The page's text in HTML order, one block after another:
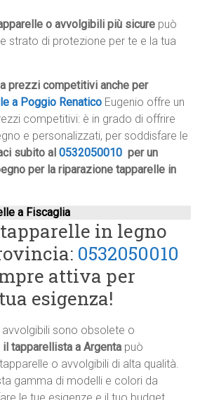
o avvolgibili più sicure può
strato di protezione per te e la tua
prezzi competitivi anche per
a Poggio Renatico Eugenio offre un
competitivi: è in grado di offrire
e personalizzati, per soddisfare le
subito al0532050010 per un
per la riparazione tapparelle in
a Fiscaglia
in legno
0532050010
attiva per
esigenza!
sono obsolete o
il tapparellista a Argenta può
o avvolgibili di alta qualità.
gamma di modelli e colori da